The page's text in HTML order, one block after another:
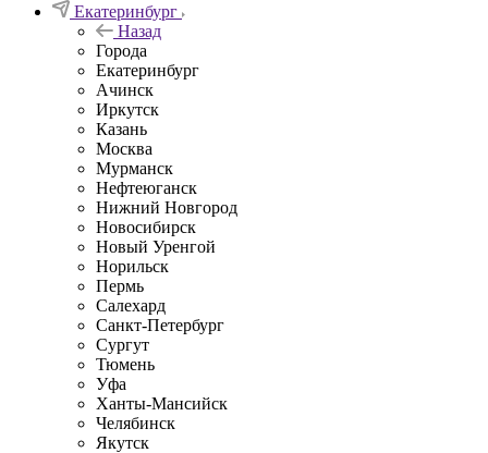
Екатеринбург
Назад
Города
Екатеринбург
Ачинск
Иркутск
Казань
Москва
Мурманск
Нефтеюганск
Нижний Новгород
Новосибирск
Новый Уренгой
Норильск
Пермь
Салехард
Санкт-Петербург
Сургут
Тюмень
Уфа
Ханты-Мансийск
Челябинск
Якутск